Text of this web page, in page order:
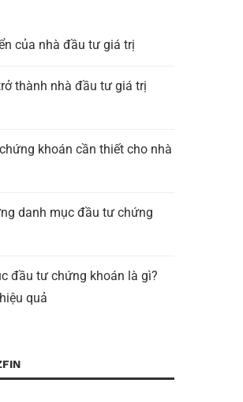
của nhà đầu tư giá trị
thành nhà đầu tư giá trị
khoán cần thiết cho nhà
danh mục đầu tư chứng
đầu tư chứng khoán là gì?
quả